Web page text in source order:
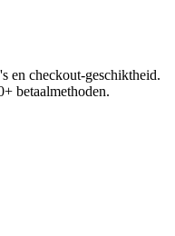
en checkout-geschiktheid.
betaalmethoden.